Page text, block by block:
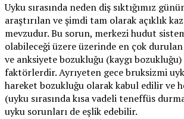
Uyku sırasında neden diş sıktığımız
araştırılan ve şimdi tam olarak açıklık
mevzudur. Bu sorun, merkezi hudut
olabileceği üzere üzerinde en çok
ve anksiyete bozukluğu (kaygı
faktörlerdir. Ayrıyeten gece bruksizmi
hareket bozukluğu olarak kabul edilir ve
(uyku sırasında kısa vadeli teneffüs
uyku sorunları de eşlik edebilir.